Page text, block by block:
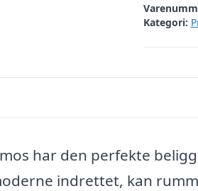
Kategori:
har den perfekte
indrettet, kan